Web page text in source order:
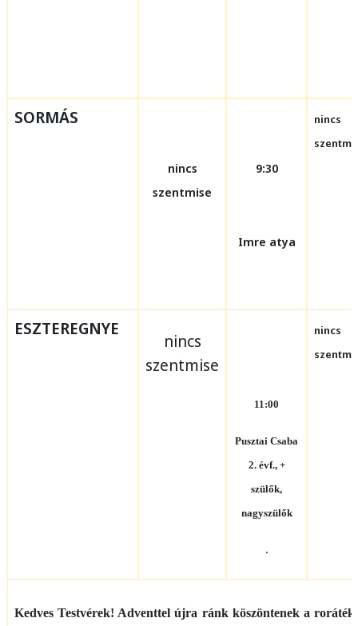
SORMÁS
nincs
szentmise
9:30
Imre atya
nincs
ESZTEREGNYE
nincs
szentmise
11:00
Pusztai Csaba
2. évf., +
szülők,
nagyszülők
.
nincs
Kedves Testvérek! Adventtel újra ránk köszöntenek a